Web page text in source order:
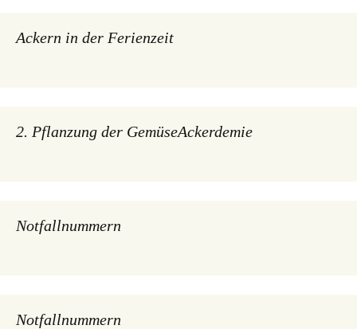
Ackern in der Ferienzeit
2. Pflanzung der GemüseAckerdemie
Notfallnummern
Notfallnummern